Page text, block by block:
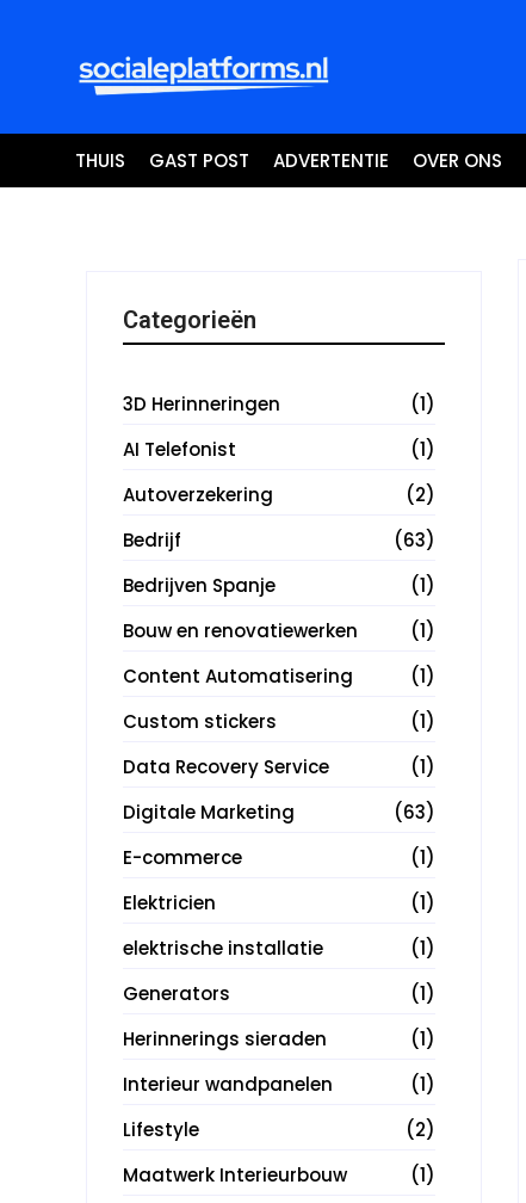
THUIS GAST POST ADVERTENTIE OVER ONS
Categorieën
3D Herinneringen
(1)
AI Telefonist
(1)
Autoverzekering
(2)
Bedrijf
(63)
Bedrijven Spanje
(1)
Bouw en renovatiewerken
(1)
Content Automatisering
(1)
Custom stickers
(1)
Data Recovery Service
(1)
Digitale Marketing
(63)
E-commerce
(1)
Elektricien
(1)
elektrische installatie
(1)
Generators
(1)
Herinnerings sieraden
(1)
Interieur wandpanelen
(1)
Lifestyle
(2)
Maatwerk Interieurbouw
(1)